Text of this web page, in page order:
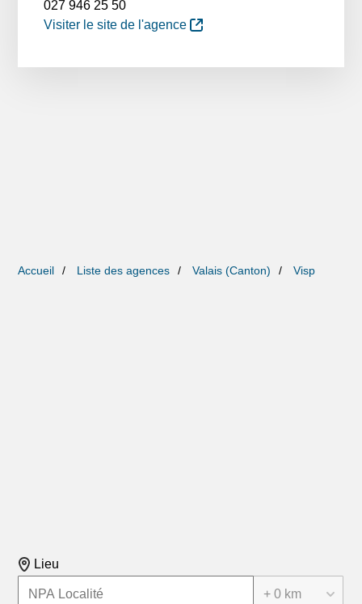
027 946 25 50
Visiter le site de l'agence
Accueil Liste des agences Valais (Canton) Visp
Lieu
+ 0 km